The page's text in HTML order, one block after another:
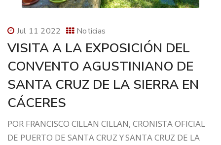
Jul 11 2022 Noticias
VISITA A LA EXPOSICIÓN DEL
CONVENTO AGUSTINIANO DE
SANTA CRUZ DE LA SIERRA EN
CÁCERES
POR FRANCISCO CILLAN CILLAN, CRONISTA OFICIAL
DE PUERTO DE SANTA CRUZ Y SANTA CRUZ DE LA